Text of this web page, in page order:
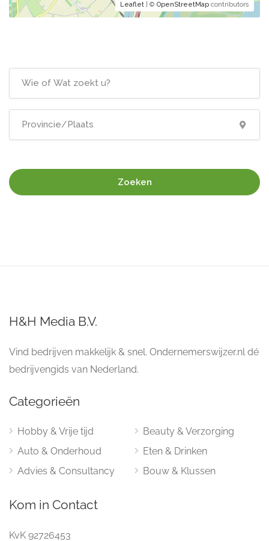
Leaflet | © OpenStreetMap contributors
Zoeken
H&H Media B.V.
Vind bedrijven makkelijk & snel. Ondernemerswijzer.nl dé
bedrijvengids van Nederland.
Categorieën
Hobby & Vrije tijd
Auto & Onderhoud
Advies & Consultancy
Beauty & Verzorging
Eten & Drinken
Bouw & Klussen
Kom in Contact
KvK 92726453